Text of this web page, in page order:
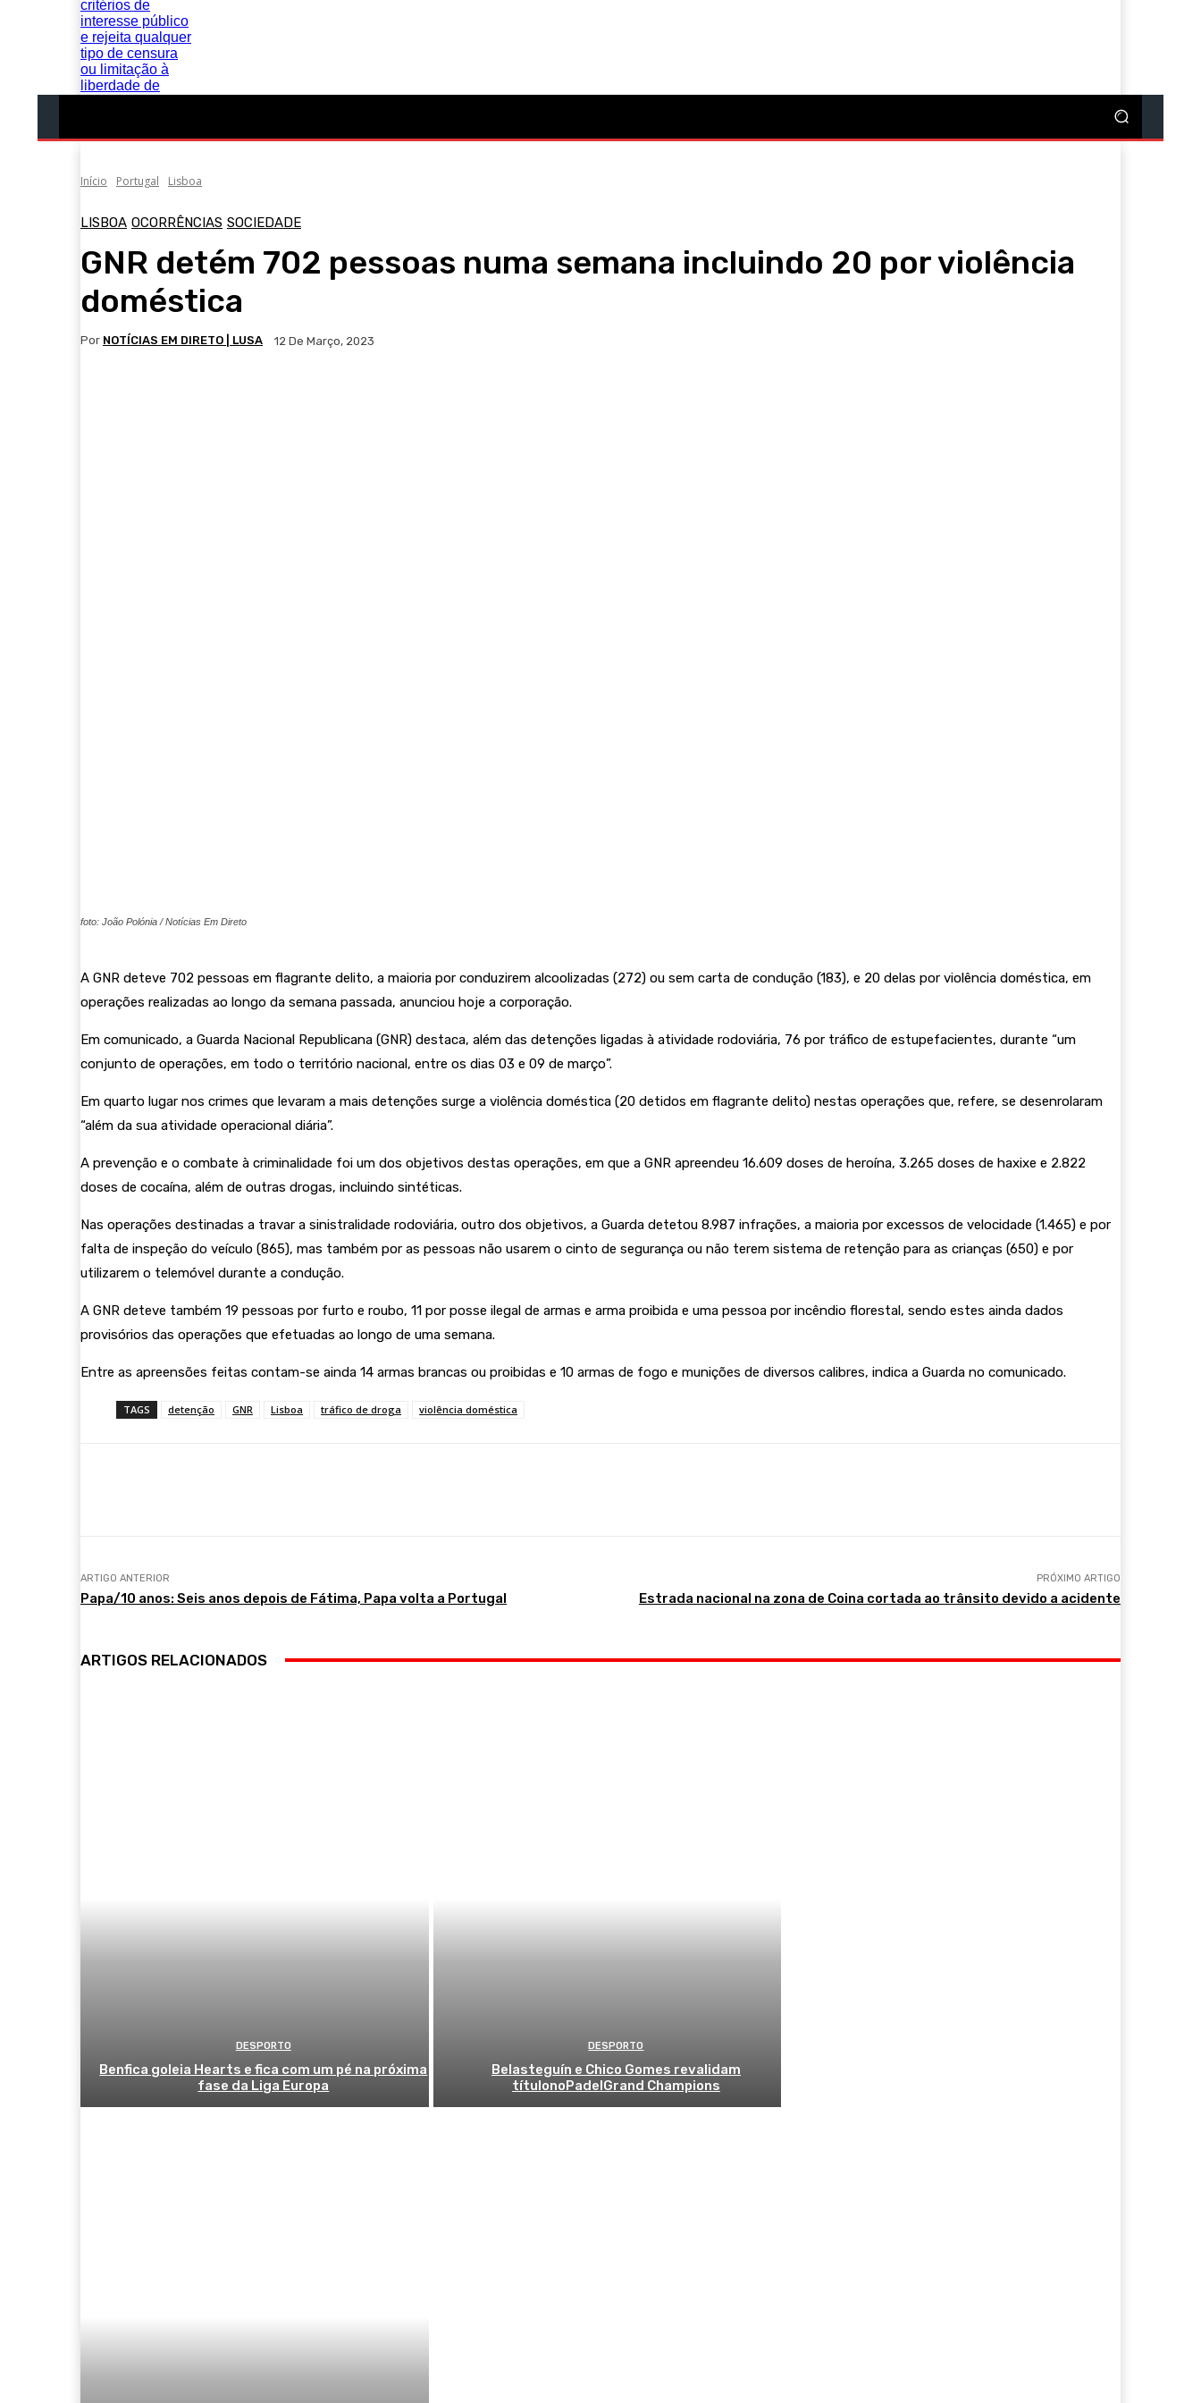
Início Portugal Lisboa
LISBOA OCORRÊNCIAS SOCIEDADE
GNR detém 702 pessoas numa semana incluindo 20 por violência
doméstica
Por NOTÍCIAS EM DIRETO | LUSA 12 De Março, 2023
foto: João Polónia / Notícias Em Direto
A GNR deteve 702 pessoas em flagrante delito, a maioria por conduzirem alcoolizadas (272) ou sem carta de condução (183), e 20 delas por violência doméstica, em
operações realizadas ao longo da semana passada, anunciou hoje a corporação.
Em comunicado, a Guarda Nacional Republicana (GNR) destaca, além das detenções ligadas à atividade rodoviária, 76 por tráfico de estupefacientes, durante “um
conjunto de operações, em todo o território nacional, entre os dias 03 e 09 de março”.
Em quarto lugar nos crimes que levaram a mais detenções surge a violência doméstica (20 detidos em flagrante delito) nestas operações que, refere, se desenrolaram
“além da sua atividade operacional diária”.
A prevenção e o combate à criminalidade foi um dos objetivos destas operações, em que a GNR apreendeu 16.609 doses de heroína, 3.265 doses de haxixe e 2.822
doses de cocaína, além de outras drogas, incluindo sintéticas.
Nas operações destinadas a travar a sinistralidade rodoviária, outro dos objetivos, a Guarda detetou 8.987 infrações, a maioria por excessos de velocidade (1.465) e por
falta de inspeção do veículo (865), mas também por as pessoas não usarem o cinto de segurança ou não terem sistema de retenção para as crianças (650) e por
utilizarem o telemóvel durante a condução.
A GNR deteve também 19 pessoas por furto e roubo, 11 por posse ilegal de armas e arma proibida e uma pessoa por incêndio florestal, sendo estes ainda dados
provisórios das operações que efetuadas ao longo de uma semana.
Entre as apreensões feitas contam-se ainda 14 armas brancas ou proibidas e 10 armas de fogo e munições de diversos calibres, indica a Guarda no comunicado.
TAGS detenção GNR Lisboa tráfico de droga violência doméstica
ARTIGO ANTERIOR
Papa/10 anos: Seis anos depois de Fátima, Papa volta a Portugal
PRÓXIMO ARTIGO
Estrada nacional na zona de Coina cortada ao trânsito devido a acidente
ARTIGOS RELACIONADOS
DESPORTO
Benfica goleia Hearts e fica com um pé na próxima
fase da Liga Europa
DESPORTO
Belasteguín e Chico Gomes revalidam
títulonoPadelGrand Champions